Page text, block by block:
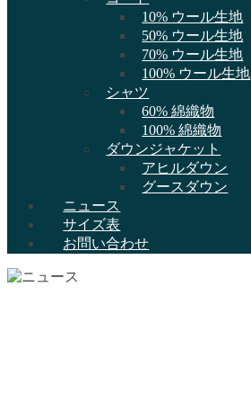
10% ウール生地
50% ウール生地
70% ウール生地
100% ウール生地
シャツ
60% 綿織物
100% 綿織物
ダウンジャケット
アヒルダウン
グースダウン
ニュース
サイズ表
お問い合わせ